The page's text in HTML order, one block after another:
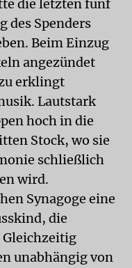
die letzten fünf
des Spenders
Beim Einzug
angezündet
erklingt
Lautstark
hoch in die
Stock, wo sie
schließlich
wird.
Synagoge eine
die
Gleichzeitig
unabhängig von